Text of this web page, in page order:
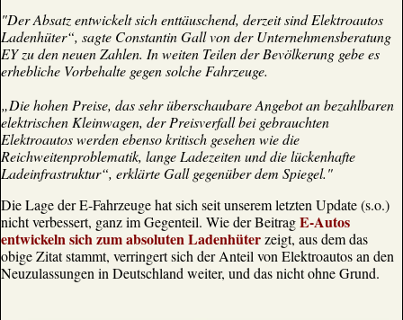
"Der Absatz entwickelt sich enttäuschend, derzeit sind Elektroautos
Ladenhüter“, sagte Constantin Gall von der Unternehmensberatung
EY zu den neuen Zahlen. In weiten Teilen der Bevölkerung gebe es
erhebliche Vorbehalte gegen solche Fahrzeuge.
„Die hohen Preise, das sehr überschaubare Angebot an bezahlbaren
elektrischen Kleinwagen, der Preisverfall bei gebrauchten
Elektroautos werden ebenso kritisch gesehen wie die
Reichweitenproblematik, lange Ladezeiten und die lückenhafte
Ladeinfrastruktur“, erklärte Gall gegenüber dem Spiegel."
Die Lage der E-Fahrzeuge hat sich seit unserem letzten Update (s.o.)
nicht verbessert, ganz im Gegenteil. Wie der BeitragE-Autos
entwickeln sich zum absoluten Ladenhüterzeigt, aus dem das
obige Zitat stammt, verringert sich der Anteil von Elektroautos an den
Neuzulassungen in Deutschland weiter, und das nicht ohne Grund.